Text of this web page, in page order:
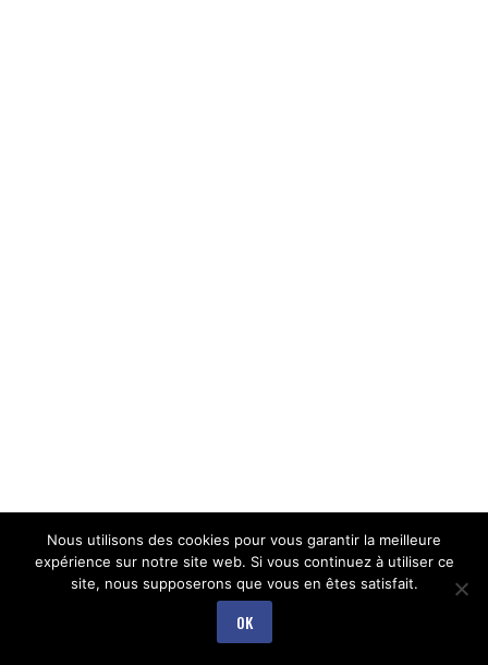
Nous utilisons des cookies pour vous garantir la meilleure
expérience sur notre site web. Si vous continuez à utiliser ce
site, nous supposerons que vous en êtes satisfait.
OK